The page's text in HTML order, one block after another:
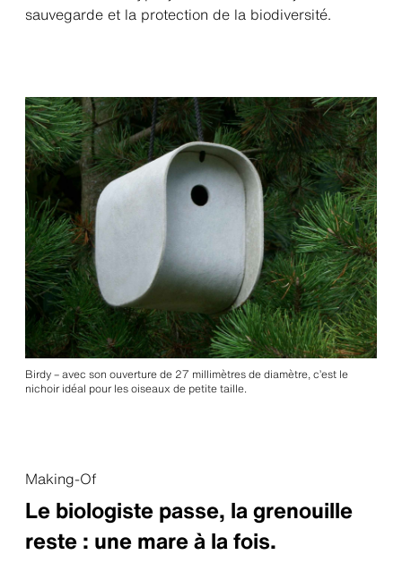
sauvegarde et la protection de la biodiversité.
Birdy – avec son ouverture de 27 millimètres de diamètre, c’est le
nichoir idéal pour les oiseaux de petite taille.
Making-Of
Le biologiste passe, la grenouille
reste : une mare à la fois.